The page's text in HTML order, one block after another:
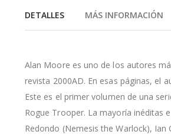
comienzo
la
imágenes
DETALLES
Alan Moore es uno de los autores
revista 2000AD. En esas páginas, el
Este es el primer volumen de una
Rogue Trooper. La mayoría inéditas
Redondo (Nemesis the Warlock), Ian
MÁS INFORMACIÓN